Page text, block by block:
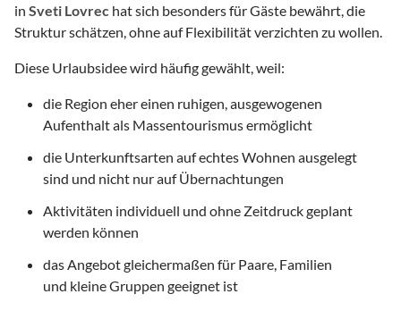
in Sveti Lovrec hat sich besonders für Gäste bewährt, die
Struktur schätzen, ohne auf Flexibilität verzichten zu wollen.
Diese Urlaubsidee wird häufig gewählt, weil:
die Region eher einen ruhigen, ausgewogenen
Aufenthalt als Massentourismus ermöglicht
die Unterkunftsarten auf echtes Wohnen ausgelegt
sind und nicht nur auf Übernachtungen
Aktivitäten individuell und ohne Zeitdruck geplant
werden können
das Angebot gleichermaßen für Paare, Familien
und kleine Gruppen geeignet ist